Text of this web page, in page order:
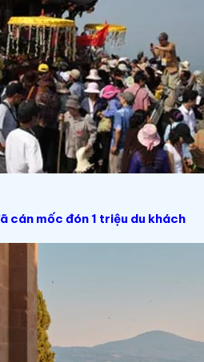
cán mốc đón 1 triệu du khách